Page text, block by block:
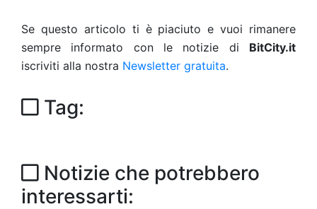
Se questo articolo ti è piaciuto e vuoi rimanere
sempre informato con le notizie di BitCity.it
iscriviti alla nostra Newsletter gratuita.
Tag:
Notizie che potrebbero
interessarti: